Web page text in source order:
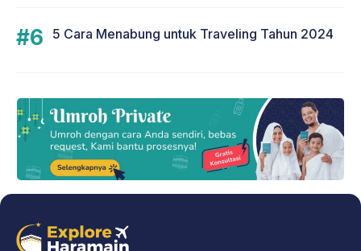
5 Cara Menabung untuk Traveling Tahun 2024